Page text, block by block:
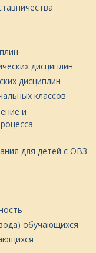
дисциплин
дисциплин
классов
и
для детей с ОВЗ
обучающихся